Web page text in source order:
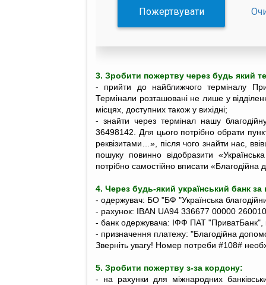
Пожертвувати
3. Зробити пожертву через будь який
- прийти до найближчого терміналу
Термінали розташовані не лише у
місцях, доступних також у вихідні;
- знайти через термінал нашу
36498142. Для цього потрібно обрати
реквізитами…», після чого знайти нас,
пошуку повинно відобразити
потрібно самостійно вписати
4. Через будь-який український банк
- одержувач: БО "БФ "Українська
- рахунок: IBAN UA94 336677 00000
- банк одержувача: ІФФ ПАТ
- призначення платежу: "Благодійна
Зверніть увагу! Номер потреби #108#
5. Зробити пожертву з-за кордону:
- на рахунки для міжнародних